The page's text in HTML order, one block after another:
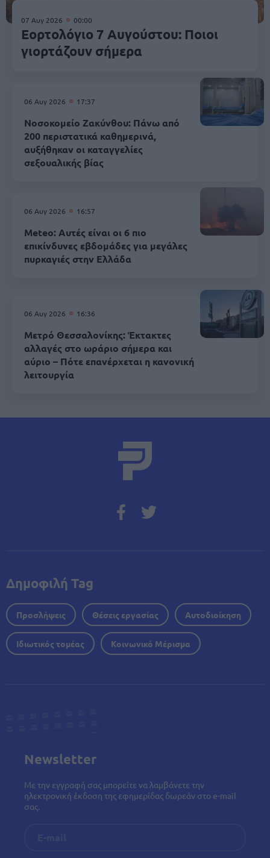
07 Αυγ 2026 00:00
Εορτολόγιο 7 Αυγούστου: Ποιοι
γιορτάζουν σήμερα
06 Αυγ 2026 17:37
Νοσοκομείο Ζακύνθου: Πάνω από
200 περιστατικά καθημερινά,
αυξήθηκαν οι καταγγελίες
σεξουαλικής βίας
06 Αυγ 2026 16:57
Meteo: Αυτές είναι οι 6 πιο
επικίνδυνες εβδομάδες για μεγάλες
πυρκαγιές στην Ελλάδα
06 Αυγ 2026 16:36
Μετρό Θεσσαλονίκης: Έκτακτες
αλλαγές στο ωράριο σήμερα και
αύριο – Πότε επανέρχεται η κανονική
λειτουργία
Δημοφιλή Tag
Προσλήψεις Θέσεις εργασίας Αυτοδιοίκηση
Ιδιωτικός τομέας Κοινωνικό Μέρισμα
Newsletter
Με την εγγραφή σας μπορείτε να λαμβάνετε την
ηλεκτρονική έκδοση της εφημερίδας δωρεάν στο e-mail
σας.